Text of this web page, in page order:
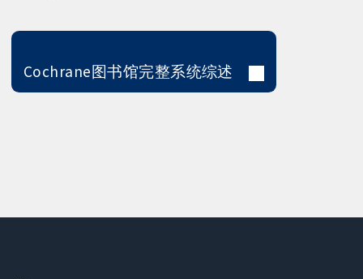
Cochrane图书馆完整系统综述